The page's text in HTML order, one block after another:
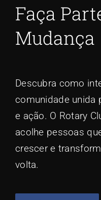
Faça
Mudança
Descubra como
comunidade unida
e ação. O Rotary
acolhe pessoas
crescer e
volta.